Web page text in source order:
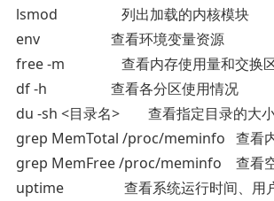
lsmod 列出加载的内核模块
env 查看环境变量资源
free -m 查看内存使用量和交换区
df -h 查看各分区使用情况
du -sh <目录名> 查看指定目录的大
grep MemTotal /proc/meminfo 查看
grep MemFree /proc/meminfo 查看
uptime 查看系统运行时间、用户